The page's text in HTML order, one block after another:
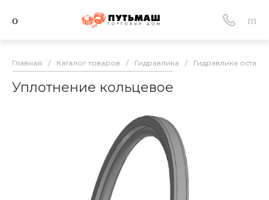
Главная / Каталог товаров / Гидравлика / Гидравлика
Уплотнение кольцевое